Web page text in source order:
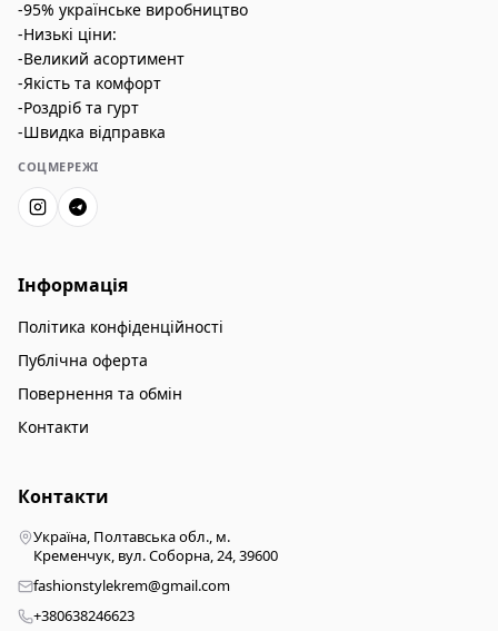
-95% українське виробництво
-Низькі ціни:
-Великий асортимент
-Якість та комфорт
-Роздріб та гурт
-Швидка відправка
СОЦМЕРЕЖІ
Інформація
Політика конфіденційності
Публічна оферта
Повернення та обмін
Контакти
Контакти
Україна, Полтавська обл., м.
Кременчук, вул. Соборна, 24, 39600
fashionstylekrem@gmail.com
+380638246623